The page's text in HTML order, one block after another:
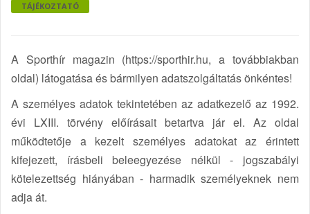
g
t
o
n
TÁJÉKOZTATÓ
A Sporthír magazin (https://sporthir.hu, a továbbiakban
oldal) látogatása és bármilyen adatszolgáltatás önkéntes!
A személyes adatok tekintetében az adatkezelő az 1992.
évi LXIII. törvény előírásait betartva jár el. Az oldal
működtetője a kezelt személyes adatokat az érintett
kifejezett, írásbeli beleegyezése nélkül - jogszabályi
kötelezettség hiányában - harmadik személyeknek nem
adja át.